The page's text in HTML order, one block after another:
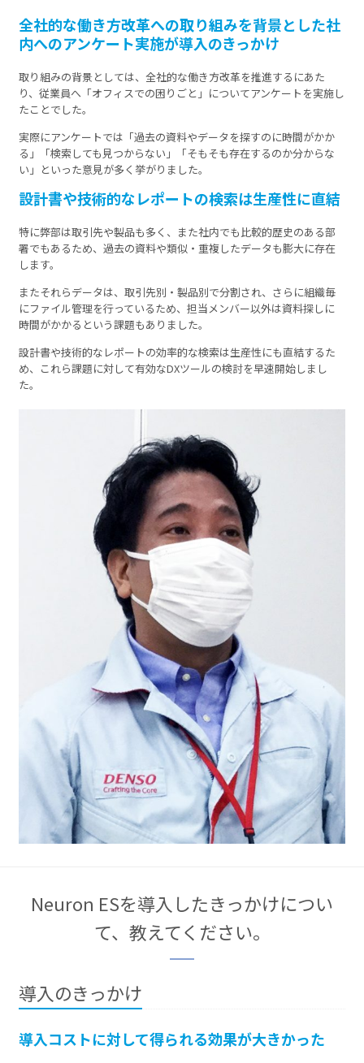
全社的な働き方改革への取り組みを背景とした社
内へのアンケート実施が導入のきっかけ
取り組みの背景としては、全社的な働き方改革を推進するにあた
り、従業員へ「オフィスでの困りごと」についてアンケートを実施し
たことでした。
実際にアンケートでは「過去の資料やデータを探すのに時間がかか
る」「検索しても見つからない」「そもそも存在するのか分からな
い」といった意見が多く挙がりました。
設計書や技術的なレポートの検索は生産性に直結
特に弊部は取引先や製品も多く、また社内でも比較的歴史のある部
署でもあるため、過去の資料や類似・重複したデータも膨大に存在
します。
またそれらデータは、取引先別・製品別で分割され、さらに組織毎
にファイル管理を行っているため、担当メンバー以外は資料探しに
時間がかかるという課題もありました。
設計書や技術的なレポートの効率的な検索は生産性にも直結するた
め、これら課題に対して有効なDXツールの検討を早速開始しまし
た。
Neuron ESを導入したきっかけについ
て、教えてください。
導入のきっかけ
導入コストに対して得られる効果が大きかった